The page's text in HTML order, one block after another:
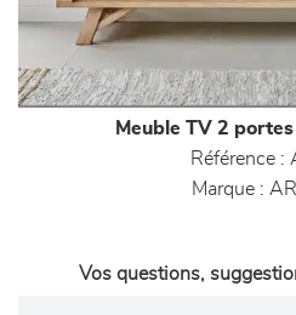
Meuble TV 2
Référence :
Marque :
Vos questions,